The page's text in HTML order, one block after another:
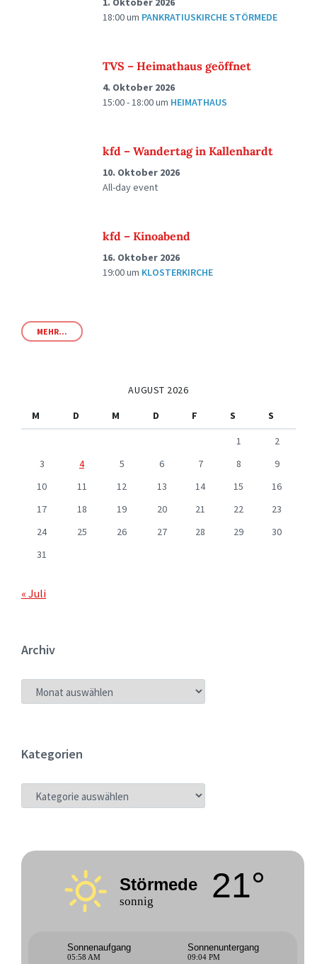
18:00um PANKRATIUSKIRCHE STÖRMEDE
TVS – Heimathaus geöffnet
4. Oktober 2026
15:00 - 18:00um HEIMATHAUS
kfd – Wandertag in Kallenhardt
10. Oktober 2026
All-day event
kfd – Kinoabend
16. Oktober 2026
19:00um KLOSTERKIRCHE
MEHR...
AUGUST 2026
M
D M D F S
S
1
2
3
4 5 6 7 8
9
10
11 12 13 14 15
16
17
18 19 20 21 22
23
24
25 26 27 28 29
30
31
« Juli
Archiv
ARCHIV
Kategorien
KATEGORIEN
Störmede
sonnig 21°
Sonnenaufgang
05:58 AM
Sonnenuntergang
09:04 PM